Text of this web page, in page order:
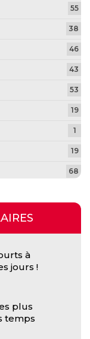
55
38
46
43
53
19
1
19
68
à
jours !
plus
temps